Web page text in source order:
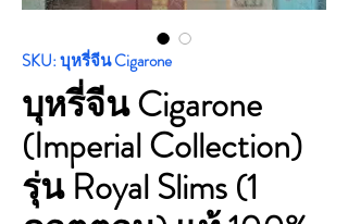
SKU: บุหรี่จีน Cigarone
บุหรี่จีน Cigarone
(Imperial Collection)
รุ่น Royal Slims (1